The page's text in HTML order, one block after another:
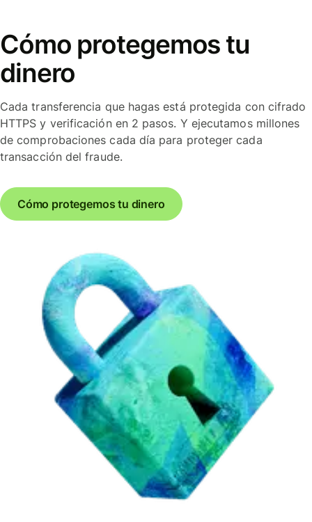
Cómo protegemos tu
dinero
Cada transferencia que hagas está protegida con cifrado
HTTPS y verificación en 2 pasos. Y ejecutamos millones
de comprobaciones cada día para proteger cada
transacción del fraude.
Cómo protegemos tu dinero